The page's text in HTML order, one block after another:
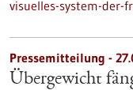
visuelles-system-der-
Pressemitteilung -
Übergewicht